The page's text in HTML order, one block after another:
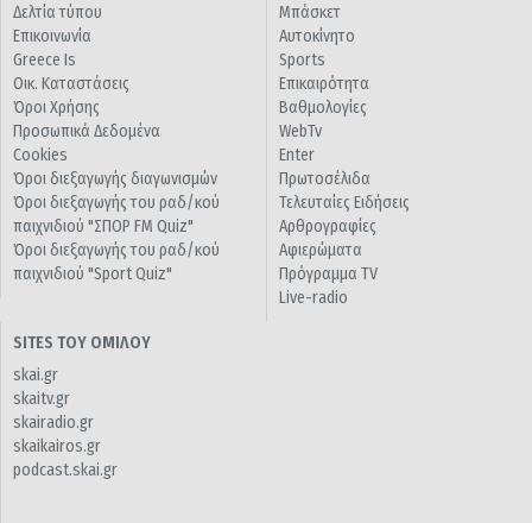
Δελτία τύπου
Επικοινωνία
Greece Is
Οικ. Καταστάσεις
Όροι Χρήσης
Προσωπικά Δεδομένα
Cookies
Όροι διεξαγωγής διαγωνισμών
Όροι διεξαγωγής του ραδ/κού
παιχνιδιού "ΣΠΟΡ FM Quiz"
Όροι διεξαγωγής του ραδ/κού
παιχνιδιού "Sport Quiz"
Μπάσκετ
Αυτοκίνητο
Sports
Επικαιρότητα
Βαθμολογίες
WebTv
Enter
Πρωτοσέλιδα
Τελευταίες Ειδήσεις
Αρθρογραφίες
Αφιερώματα
Πρόγραμμα TV
Live-radio
SITES ΤΟΥ ΟΜΙΛΟΥ
skai.gr
skaitv.gr
skairadio.gr
skaikairos.gr
podcast.skai.gr